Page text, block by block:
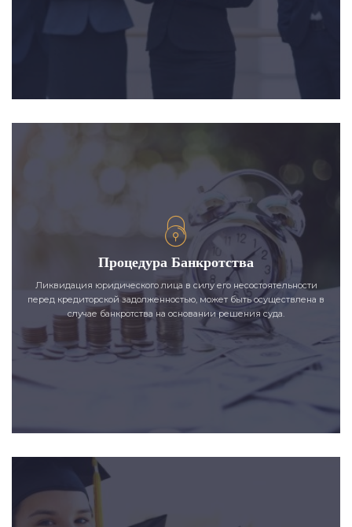
Процедура Банкротства
Ликвидация юридического лица в силу его несостоятельности
перед кредиторской задолженностью, может быть осуществлена в
случае банкротства на основании решения суда.